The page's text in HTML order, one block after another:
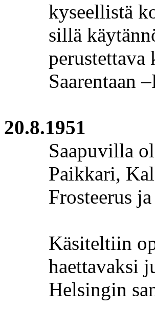
kyseellistä
sillä
Saarentaan –
20.8.1951
Saapuvilla
Paikkari,
Frosteerus
Käsiteltiin
haettavaksi
Helsingin